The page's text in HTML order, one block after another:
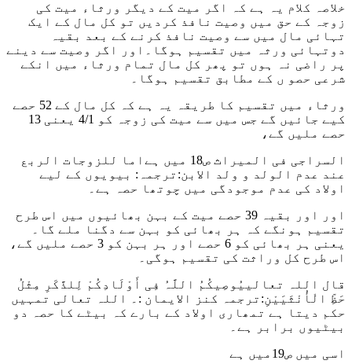
خلاصہ کلام یہ ہے کہ اگر میت کے دیگر ورثاء میت کی
زوجہ کے حق میں وصیت نافذ کردیں تو کل مال کے ایک
تہائی مال میں سے وصیت نافذ کرنے کے بعد بقیہ
دوتہائی ورثہ میں تقسیم ہوگا۔اور اگر وصیت سے دینے
پر راضی نہ ہوں تو پھر کل مال تمام ورثاء میں انکے
شرعی حصو ں کے مطابق تقسیم ہوگا۔
ورثاء میں تقسیم کا طریقہ یہ ہے کہ کل مال کے 52 حصے
کیے جائیں گے جس میں سے میت کی زوجہ کو 4/1 یعنی 13
حصے ملیں گے،
السراجی فی المیراث ص18 میں ہے
اما للزوجات الربع
عند عدم الولد و ولد الابن: ترجمہ: بیویوں کے لیے
اولاد کی عدم موجودگی میں چوتھا حصہ ہے۔
اور اور بقیہ 39 حصے میت کے بہن بھائیوں میں اس طرح
تقسیم ہونگے کہ ہر بھائی کو بہن سے دگنا ملے گا۔
یعنی ہر بھائی کو 6 حصے اور ہر بہن کو 3 حصے ملیں گے،
اس طرح کل وراثت کی تقسیم ہوگی۔
قال اللہ تعالییُوصِیکُمُ اللَّہُ فِی أَوْلَادِکُمْ لِلذَّکَرِ مِثْلُ
حَظِّ الْأُنْثَیَیْنِ: ترجمہ کنز الایمان :۔ اللہ تعالی تمہیں
حکم دیتا ہے تمھاری اولاد کے بارے کہ بیٹے کا حصہ دو
بیٹیوں برابر ہے۔
اسی میں ص19میں ہے